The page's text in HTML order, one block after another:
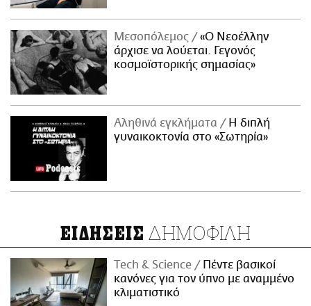
Μεσοπόλεμος
«Ο Νεοέλλην
άρχισε να λούεται. Γεγονός
κοσμοϊστορικής σημασίας»
Αληθινά εγκλήματα
Η διπλή
γυναικοκτονία στο «Σωτηρία»
ΕΙΔΗΣΕΙΣ ΔΗΜΟΦΙΛΗ
Τech & Science
Πέντε βασικοί
κανόνες για τον ύπνο με αναμμένο
κλιματιστικό